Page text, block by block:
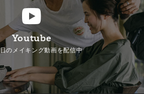
Youtube
のメイキング動画を配信中